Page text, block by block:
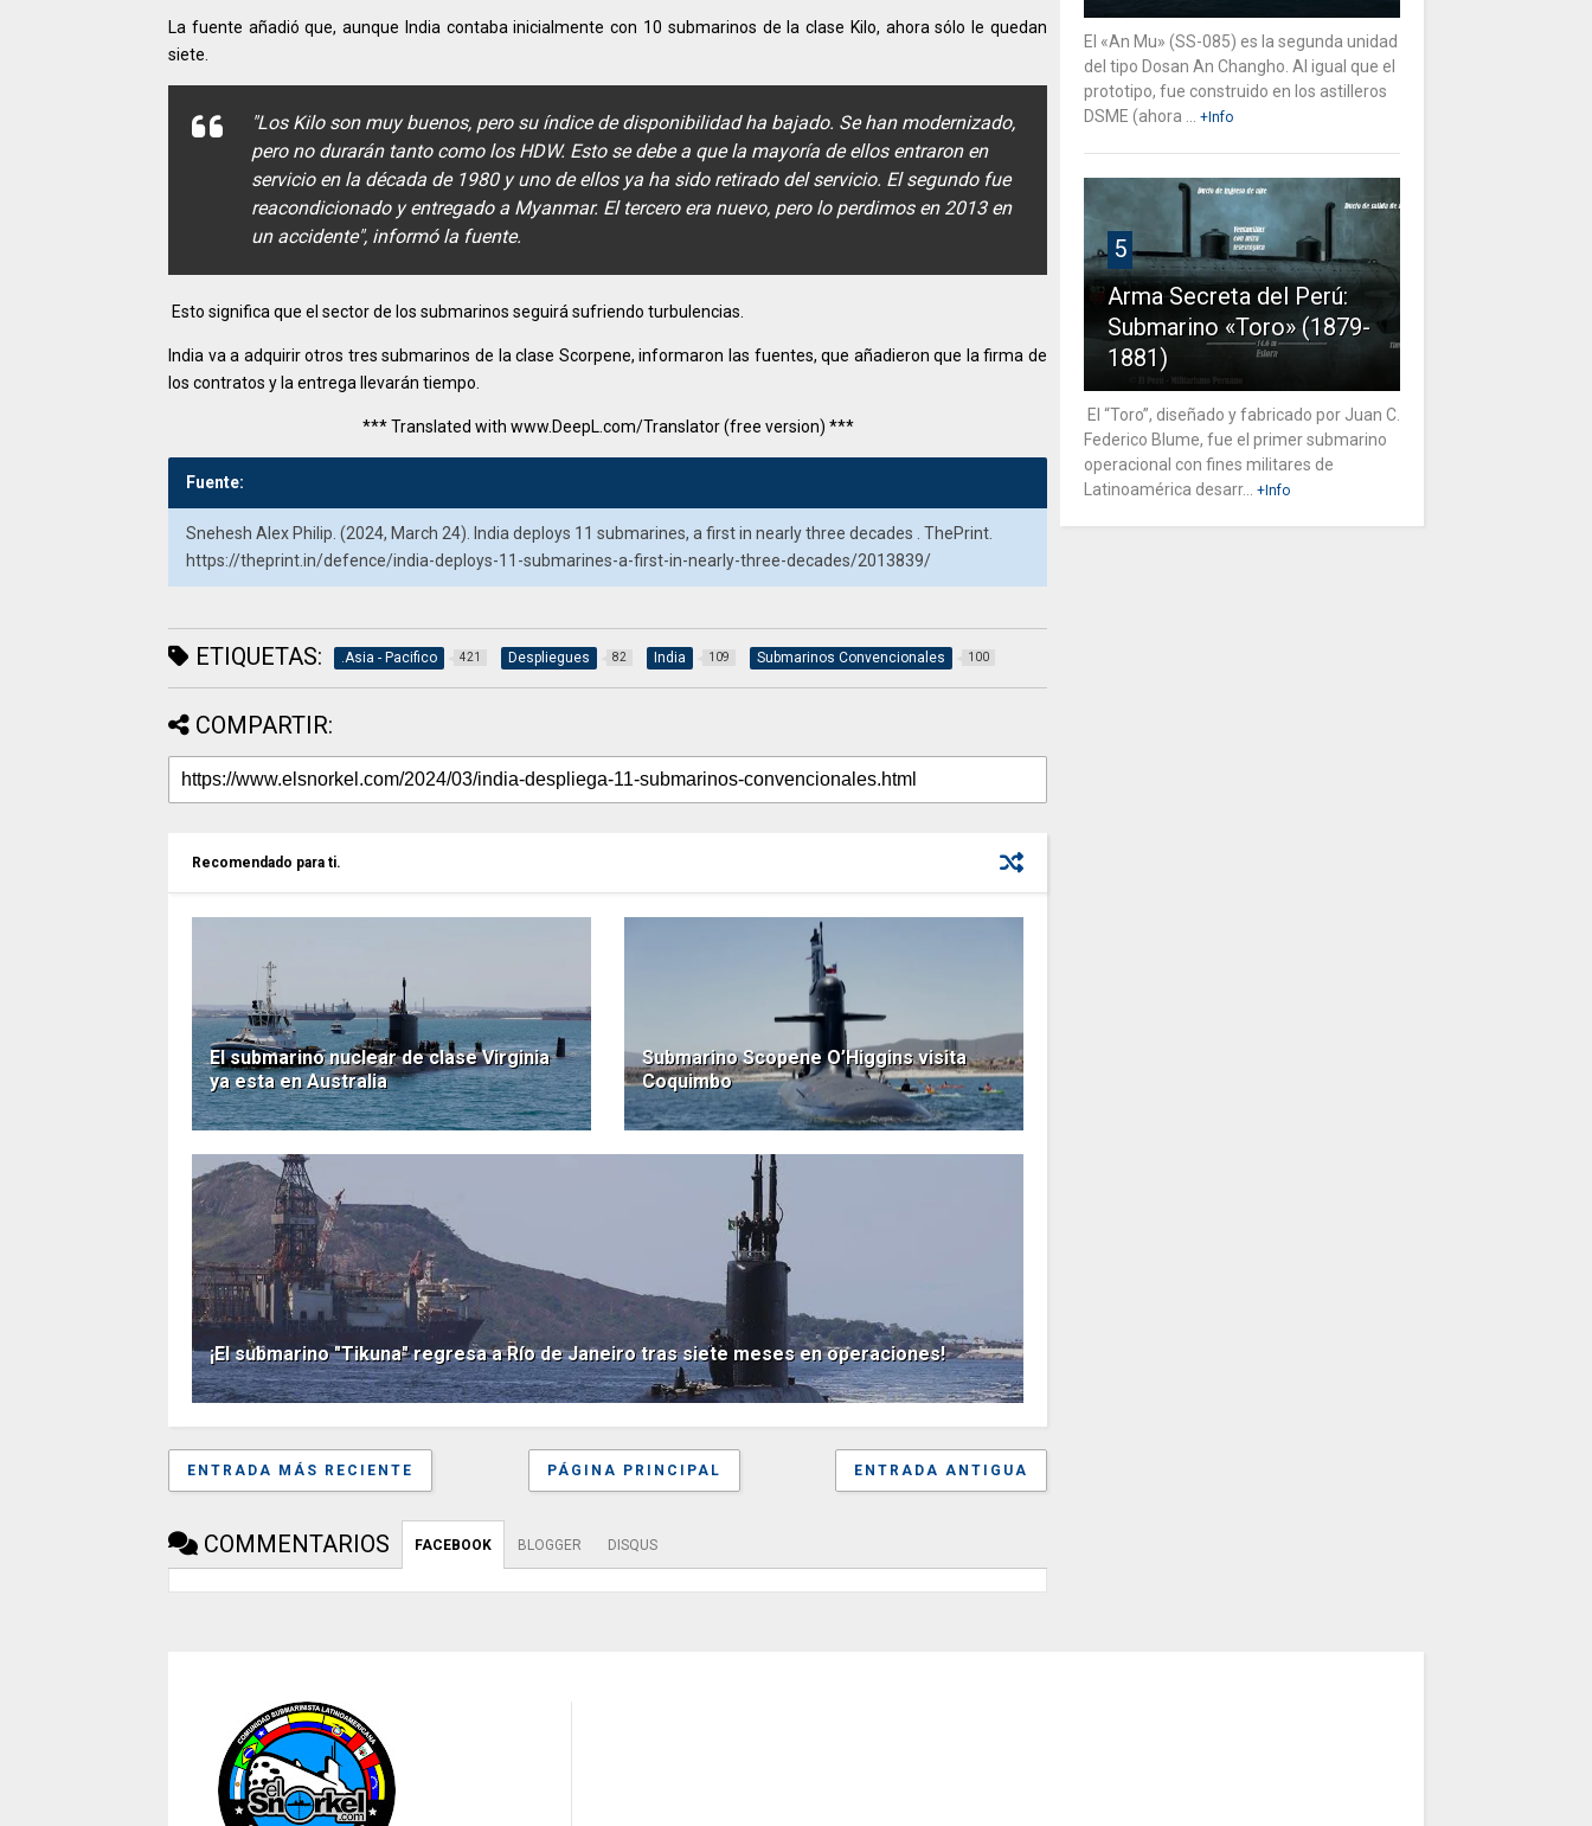
La fuente añadió que, aunque India contaba inicialmente con 10 submarinos de la clase Kilo, ahora sólo le quedan
siete.
"Los Kilo son muy buenos, pero su índice de disponibilidad ha bajado. Se han modernizado,
pero no durarán tanto como los HDW. Esto se debe a que la mayoría de ellos entraron en
servicio en la década de 1980 y uno de ellos ya ha sido retirado del servicio. El segundo fue
reacondicionado y entregado a Myanmar. El tercero era nuevo, pero lo perdimos en 2013 en
un accidente", informó la fuente.
Esto significa que el sector de los submarinos seguirá sufriendo turbulencias.
India va a adquirir otros tres submarinos de la clase Scorpene, informaron las fuentes, que añadieron que la firma de
los contratos y la entrega llevarán tiempo.
*** Translated with www.DeepL.com/Translator (free version) ***
Fuente:
Snehesh Alex Philip. (2024, March 24). India deploys 11 submarines, a first in nearly three decades . ThePrint.
https://theprint.in/defence/india-deploys-11-submarines-a-first-in-nearly-three-decades/2013839/
ETIQUETAS: .Asia - Pacifico 421 Despliegues 82 India 109 Submarinos Convencionales 100
COMPARTIR:
Recomendado para ti.
El submarino nuclear de clase Virginia
ya esta en Australia
Submarino Scopene O’Higgins visita
Coquimbo
¡El submarino "Tikuna" regresa a Río de Janeiro tras siete meses en operaciones!
ENTRADA MÁS RECIENTE ENTRADA ANTIGUA
PÁGINA PRINCIPAL
COMMENTARIOS FACEBOOK BLOGGER DISQUS
El «An Mu» (SS-085) es la segunda unidad
del tipo Dosan An Changho. Al igual que el
prototipo, fue construido en los astilleros
DSME (ahora ...
+Info
5
Arma Secreta del Perú:
Submarino «Toro» (1879-
1881)
El “Toro”, diseñado y fabricado por Juan C.
Federico Blume, fue el primer submarino
operacional con fines militares de
Latinoamérica desarr...
+Info